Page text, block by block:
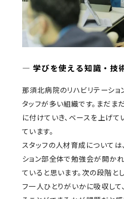
― 学びを使える知識・技
那須北病院のリハビリテーショ
タッフが多い組織です。まだま
に付けていき、ベースを上げて
ています。
スタッフの人材育成については
ション部全体で勉強会が開か
ていると思います。次の段階と
フ一人ひとりがいかに吸収して